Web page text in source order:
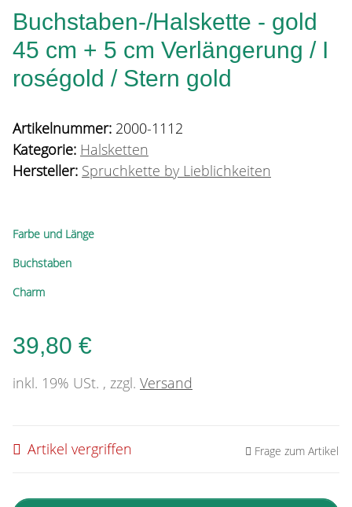
Buchstaben-/Halskette - gold
45 cm + 5 cm Verlängerung / I
roségold / Stern gold
Artikelnummer: 2000-1112
Kategorie: Halsketten
Hersteller: Spruchkette by Lieblichkeiten
Farbe und Länge
Buchstaben
Charm
39,80 €
inkl. 19% USt. , zzgl. Versand
Artikel vergriffen Frage zum Artikel